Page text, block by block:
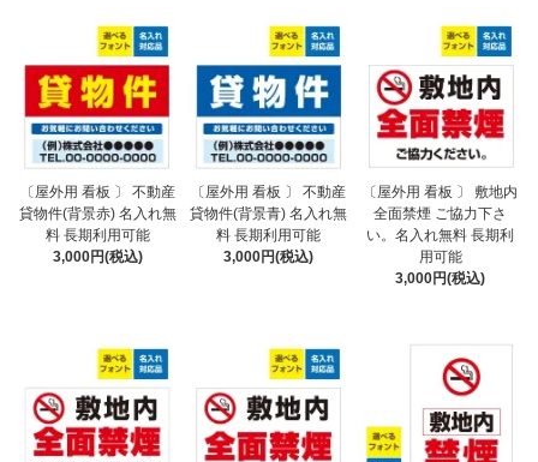
〔屋外用 看板 〕 不動産
貸物件(背景赤) 名入れ無
料 長期利用可能
3,000円(税込)
〔屋外用 看板 〕 不動産
貸物件(背景青) 名入れ無
料 長期利用可能
3,000円(税込)
〔屋外用 看板 〕 敷地内
全面禁煙 ご協力下さ
い。名入れ無料 長期利
用可能
3,000円(税込)